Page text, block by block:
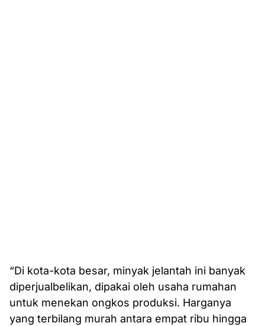
“Di kota-kota besar, minyak jelantah ini banyak
diperjualbelikan, dipakai oleh usaha rumahan
untuk menekan ongkos produksi. Harganya
yang terbilang murah antara empat ribu hingga